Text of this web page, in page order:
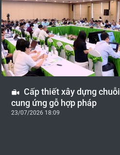
Cấp thiết xây dựng chuỗi
cung ứng gỗ hợp pháp
23/07/2026 18:09